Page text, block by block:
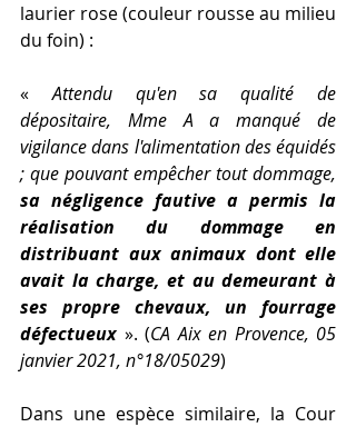
laurier rose (couleur rousse au milieu
du foin) :
« Attendu qu'en sa qualité de
dépositaire, Mme A a manqué de
vigilance dans l'alimentation des équidés
sa négligence fautive a permis la
réalisation du dommage en
distribuant aux animaux dont elle
avait la charge, et au demeurant à
ses propre chevaux, un fourrage
défectueux ». (CA Aix en Provence, 05
janvier 2021, n°18/05029)
Dans une espèce similaire, la Cour